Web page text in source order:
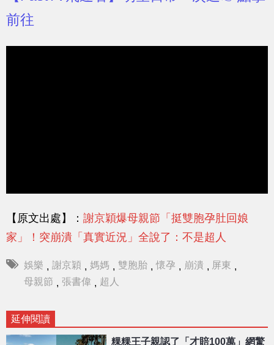
前往
【原文出處】： 謝京穎爆母親節「挺雙胞孕肚回娘
家」！突崩潰「真實近況」全說了：不是超人
娛樂 , 謝京穎 , 媽媽 , 雙胞胎 , 懷孕 , 崩潰 , 屏東 ,
母親節 , 張書偉 , 超人
延伸閱讀
粿粿王子親認了「才賠100萬」網驚